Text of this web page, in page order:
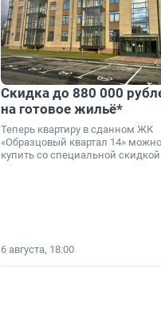
Скидка до 880 000
на готовое жильё*
Теперь квартиру в сданном ЖК
«Образцовый квартал 14» можно
купить со специальной
6 августа, 18:00